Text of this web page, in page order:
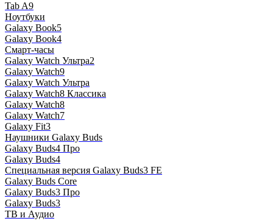
Tab A9
Ноутбуки
Galaxy Book5
Galaxy Book4
Смарт-часы
Galaxy Watch Ультра2
Galaxy Watch9
Galaxy Watch Ультра
Galaxy Watch8 Классика
Galaxy Watch8
Galaxy Watch7
Galaxy Fit3
Наушники Galaxy Buds
Galaxy Buds4 Про
Galaxy Buds4
Специальная версия Galaxy Buds3 FE
Galaxy Buds Core
Galaxy Buds3 Про
Galaxy Buds3
ТВ и Аудио